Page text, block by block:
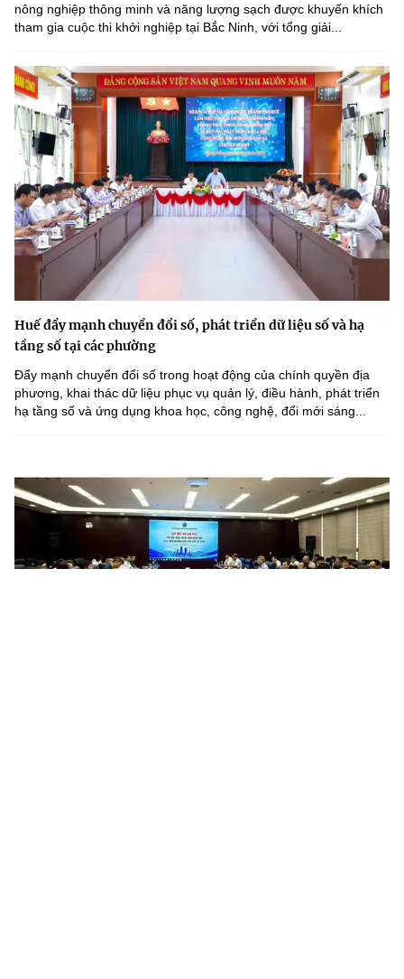
nông nghiệp thông minh và năng lượng sạch được khuyến khích
tham gia cuộc thi khởi nghiệp tại Bắc Ninh, với tổng giải...
Huế đẩy mạnh chuyển đổi số, phát triển dữ liệu số và hạ
tầng số tại các phường
Đẩy mạnh chuyển đổi số trong hoạt động của chính quyền địa
phương, khai thác dữ liệu phục vụ quản lý, điều hành, phát triển
hạ tầng số và ứng dụng khoa học, công nghệ, đổi mới sáng...